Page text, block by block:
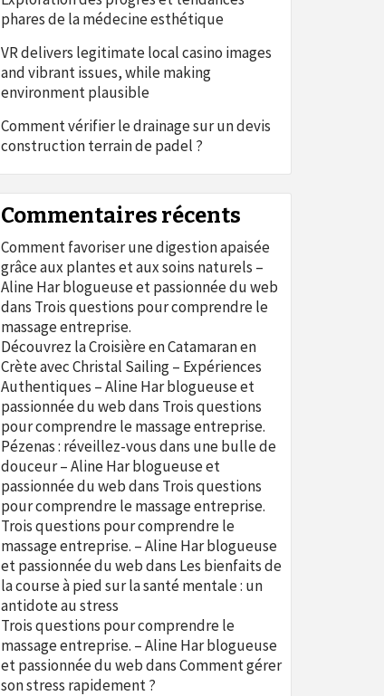
phares de la médecine esthétique
VR delivers legitimate local casino images
and vibrant issues, while making
environment plausible
Comment vérifier le drainage sur un devis
construction terrain de padel ?
Commentaires récents
Comment favoriser une digestion apaisée
grâce aux plantes et aux soins naturels –
Aline Har blogueuse et passionnée du web
dans Trois questions pour comprendre le
massage entreprise.
Découvrez la Croisière en Catamaran en
Crète avec Christal Sailing – Expériences
Authentiques – Aline Har blogueuse et
passionnée du webdans Trois questions
pour comprendre le massage entreprise.
Pézenas : réveillez-vous dans une bulle de
douceur – Aline Har blogueuse et
passionnée du webdans Trois questions
pour comprendre le massage entreprise.
Trois questions pour comprendre le
massage entreprise. – Aline Har blogueuse
et passionnée du webdans Les bienfaits de
la course à pied sur la santé mentale : un
antidote au stress
Trois questions pour comprendre le
massage entreprise. – Aline Har blogueuse
et passionnée du webdansComment gérer
son stress rapidement ?